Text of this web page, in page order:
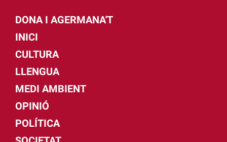
DONA I AGERMANA'T
INICI
CULTURA
LLENGUA
MEDI AMBIENT
OPINIÓ
POLÍTICA